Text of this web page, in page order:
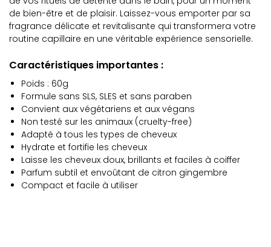
de bien-être et de plaisir. Laissez-vous emporter par sa
fragrance délicate et revitalisante qui transformera votre
routine capillaire en une véritable expérience sensorielle.
Caractéristiques importantes :
Poids : 60g
Formule sans SLS, SLES et sans paraben
Convient aux végétariens et aux végans
Non testé sur les animaux (cruelty-free)
Adapté à tous les types de cheveux
Hydrate et fortifie les cheveux
Laisse les cheveux doux, brillants et faciles à coiffer
Parfum subtil et envoûtant de citron gingembre
Compact et facile à utiliser